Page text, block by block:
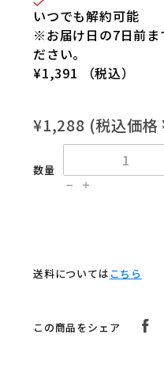
いつでも解約可能
※お届け日の7日前ま
ださい。
¥1,391
（税込）
¥1,288 (税込価格
数量
送料については こちら
この商品をシェア